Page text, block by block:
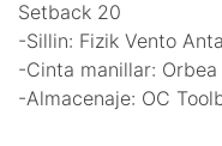
Setback 20
-Sillin: Fizik Vento
-Cinta manillar:
-Almacenaje: OC